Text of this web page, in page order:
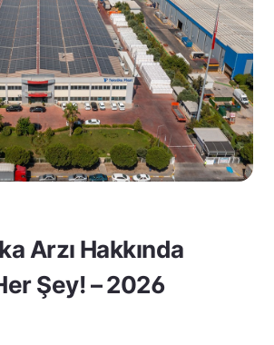
Arzı Hakkında
Şey! – 2026